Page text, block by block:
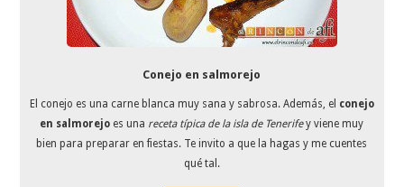
Conejo en salmorejo
El conejo es una carne blanca muy sana y sabrosa. Además, el conejo
en salmorejo es una receta típica de la isla de Tenerifey viene muy
bien para preparar en fiestas. Te invito a que la hagas y me cuentes
qué tal.